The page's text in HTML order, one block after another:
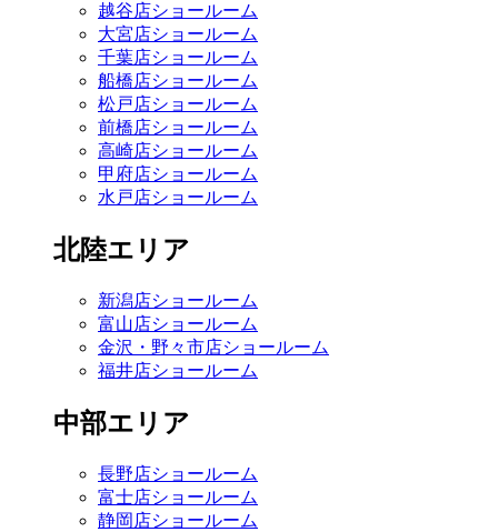
越谷店ショールーム
大宮店ショールーム
千葉店ショールーム
船橋店ショールーム
松戸店ショールーム
前橋店ショールーム
高崎店ショールーム
甲府店ショールーム
水戸店ショールーム
北陸エリア
新潟店ショールーム
富山店ショールーム
金沢・野々市店ショールーム
福井店ショールーム
中部エリア
長野店ショールーム
富士店ショールーム
静岡店ショールーム